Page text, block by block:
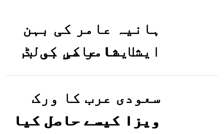
ہانیہ عامر کی بہن
ایشا عامر کی بولڈ
تصاویر وائرل ہو
گئیں
سعودی عرب کا ورک
ویزا کیسے حاصل کیا